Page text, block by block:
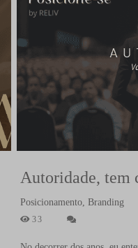
Autoridade, tem
Posicionamento, Branding
33